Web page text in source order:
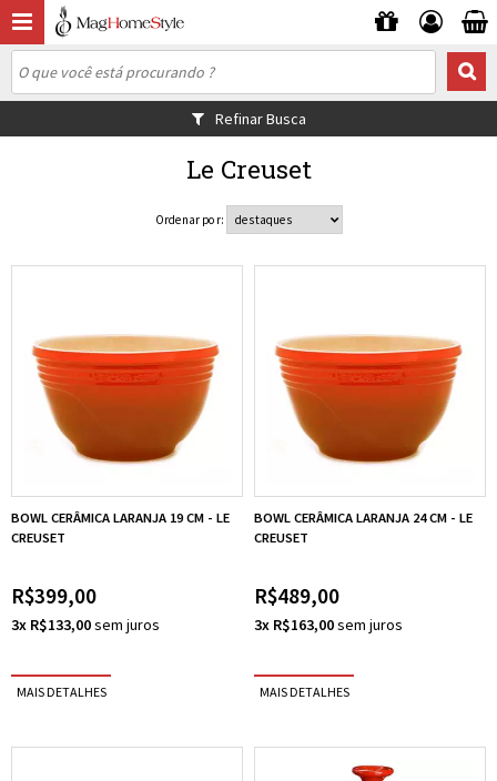
Refinar Busca
Le Creuset
Ordenar por:
BOWL CERÂMICA LARANJA 19 CM - LE
CREUSET
R$399,00
3x R$133,00
BOWL CERÂMICA LARANJA 24 CM - LE
CREUSET
R$489,00
3x R$163,00